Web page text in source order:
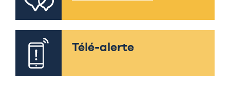
Télé-alerte